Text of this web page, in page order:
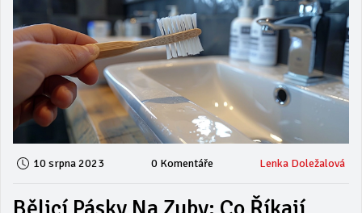
10 srpna 2023 0 Komentáře Lenka Doležalová